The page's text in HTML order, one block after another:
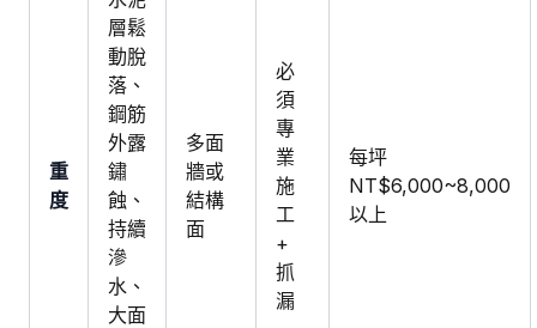
重
度
層鬆
動脫
落、
鋼筋
外露
鏽
蝕、
持續
滲
水、
大面
多面
牆或
結構
面
必
須
專
業
施
工
+
抓
漏
每坪
NT$6,000~8,000
以上